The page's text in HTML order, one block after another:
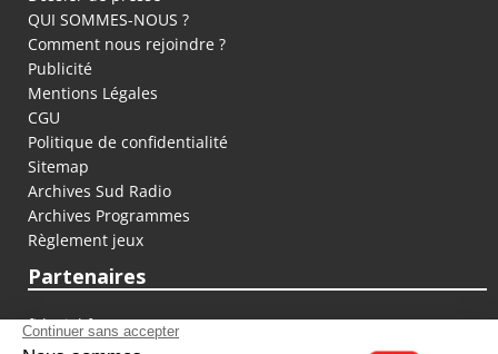
QUI SOMMES-NOUS ?
Comment nous rejoindre ?
Publicité
Mentions Légales
CGU
Politique de confidentialité
Sitemap
Archives Sud Radio
Archives Programmes
Règlement jeux
Partenaires
fiducial.fr